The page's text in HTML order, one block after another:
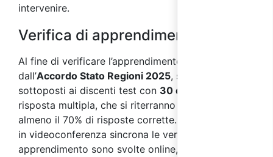
intervenire.
Verifica di apprendimento
Al fine di verificare l’apprendimento, come previsto
dall’Accordo Stato Regioni 2025, saranno
sottoposti ai discenti test con 30 domande
risposta multipla, che si riterranno superati con
almeno il 70% di risposte corrette. Nei corsi svolti
in videoconferenza sincrona le verifiche di
apprendimento sono svolte online, per mezzo